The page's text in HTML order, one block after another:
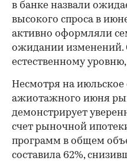
в банке назвали
высокого спроса в
активно оформляли
ожидании изменений.
естественному
Несмотря на
ажиотажного июня
демонстрирует
счет рыночной
программ в общем
составила 62%,